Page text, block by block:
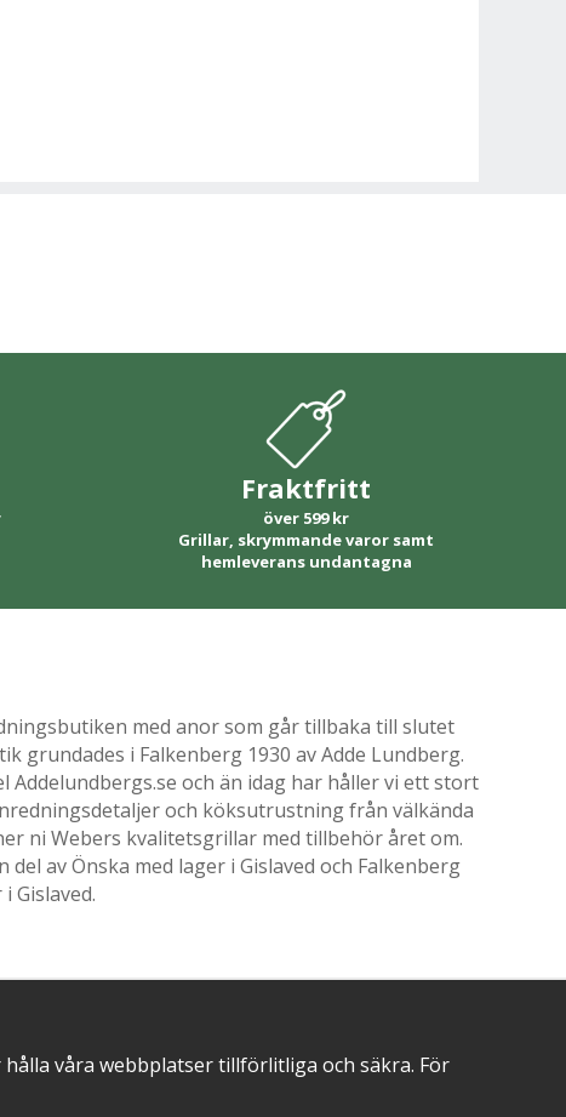
Fraktfritt
över 599 kr
Grillar, skrymmande varor samt
hemleverans undantagna
med anor som går tillbaka till slutet
grundades i Falkenberg 1930 av Adde Lundberg.
Addelundbergs.se och än idag har håller vi ett stort
och köksutrustning från välkända
ni Webers kvalitetsgrillar med tillbehör året om.
del av Önska med lager i Gislaved och Falkenberg
Gislaved.
POSITIVA OMDÖMEN PÅ
våra webbplatser tillförlitliga och säkra. För